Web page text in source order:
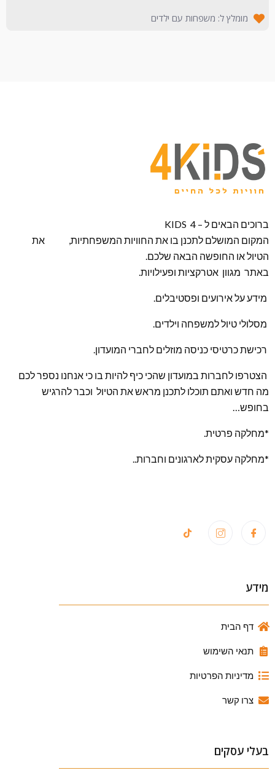
מומלץ ל: משפחות עם ילדים
ברוכים הבאים ל – KIDS 4
המקום המושלם לתכנן בו את החוויות המשפחתיות, את
הטיול או החופשה הבאה שלכם.
באתר מגוון אטרקציות ופעילויות.
מידע על אירועים ופסטיבלים.
מסלולי טיול למשפחה וילדים.
רכישת כרטיסי כניסה מוזלים לחברי המועדון.
הצטרפו לחברות במועדון שהכי כיף להיות בו כי אנחנו נספר לכם
מה חדש ואתם תוכלו לתכנן מראש את הטיול וכבר להרגיש
בחופש…
*מחלקה פרטית.
*מחלקה עסקית לארגונים וחברות..
מידע
דף הבית
תנאי השימוש
מדיניות הפרטיות
צרו קשר
בעלי עסקים